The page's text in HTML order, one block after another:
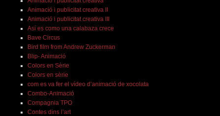
Animació i publicitat creativa II
Animació i publicitat creativa III
Así es como una calabaza crece
Bave Circus
Bird film from Andrew Zuckerman
Blip- Animació
Colors en Sèrie
Colors en sèrie
com es va fer el vídeo d’animació de xocolata
Combo-Animació
Compagnia TPO
Contes dins l’art